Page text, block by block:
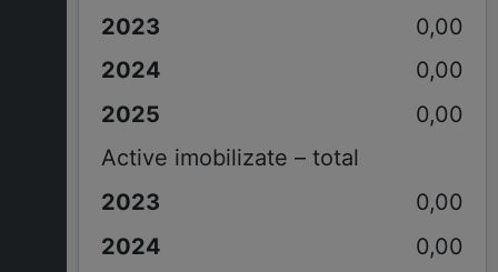
0,00
0,00
0,00
Active imobilizate – total
0,00
0,00